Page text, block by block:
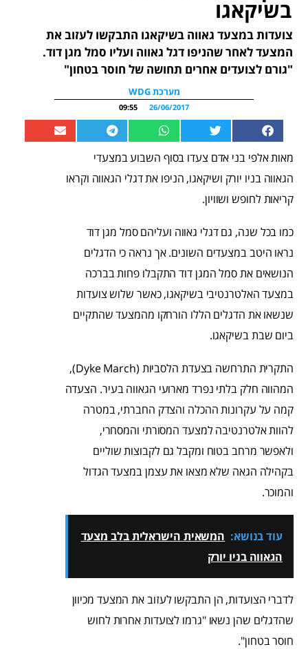
בשיקאגו
צועדות במצעד גאווה בשיקאגו התבקשו לעזוב את
המצעד לאחר שהניפו דגל גאווה ועליו סמל מגן דוד.
"גורם לצועדים אחרים תחושה של חוסר בטחון"
מערכת WDG
26/06/2017
09:55
מאות אלפי בני אדם צעדו בסוף השבוע במצעדי
הגאווה בניו יורק ושיקאגו, הניפו את דגלי הגאווה וקראו
קריאות לחופש ושוויון.
כמו בכל שנה, גם דגלי גאווה ועליהם סמל מגן דוד
נראו היטב במצעדים השונים. אך נראה כי הדגלים
הנושאים את סמל המגן דוד התקבלו פחות בברכה
במצעד האלטרנטיבי בשיקאגו, כאשר שלוש צועדות
שנשאו את הדגלים הללו הורחקו מהמצעד שהתקיים
ביום שבת בשיקאגו.
התקרית התרחשה בצעדת הלסביות (Dyke March),
המהווה חלק בלתי נפרד מארועי הגאווה בעיר. הצעדה
קמה על עקרונות ההכלה והצדק החברתי, במטרה
להוות אלטרנטיבה למצעד המסורתי והמסחרי,
ולאפשר מרחב בטוח ומקבל גם לקבוצות שוליים
בקהילה הגאה שלא מצאו את עצמן במצעד הגדול
והמוכר.
עוד בנושא: המשאית הישראלית בלב מצעד
הגאווה בניו יורק
לדברי הצועדות, הן התבקשו לעזוב את המצעד מכיוון
שהדגלים שהן נשאו "גרמו לצועדות אחרות לחוש
חוסר בטחון".